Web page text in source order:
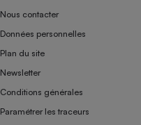
Nous contacter
Données personnelles
Plan du site
Newsletter
Conditions générales
Paramétrer les traceurs